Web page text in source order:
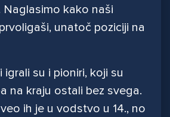
kako naši
unatoč poziciji na
igrali su i pioniri, koji su
na kraju ostali bez svega.
ih je u vodstvo u 14., no